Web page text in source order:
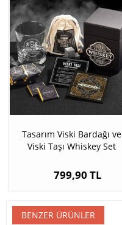
Tasarım Viski Bardağı ve
Viski Taşı Whiskey Set
799,90 TL
BENZER ÜRÜNLER